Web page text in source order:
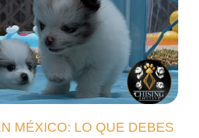
MÉXICO: LO QUE DEBES